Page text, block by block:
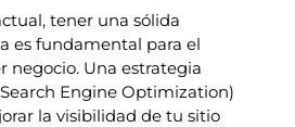
tener una sólida
es fundamental para el
negocio. Una estrategia
Engine Optimization)
la visibilidad de tu sitio